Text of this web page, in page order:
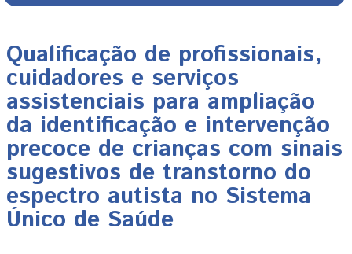
Qualificação de profissionais,
cuidadores e serviços
assistenciais para ampliação
da identificação e intervenção
precoce de crianças com sinais
sugestivos de transtorno do
espectro autista no Sistema
Único de Saúde